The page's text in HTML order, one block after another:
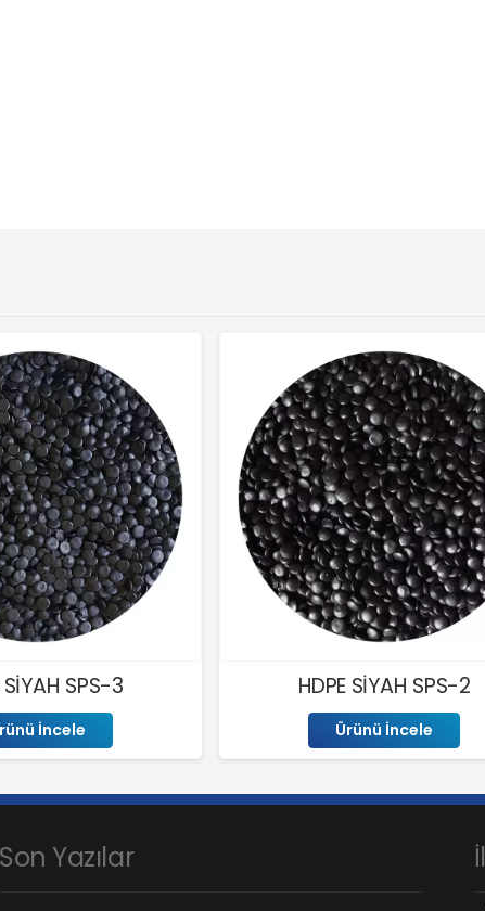
SİYAH SPS-3
İncele
HDPE SİYAH SPS-2
Ürünü İncele
Son Yazılar